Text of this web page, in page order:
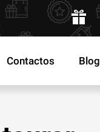
Contactos Blog